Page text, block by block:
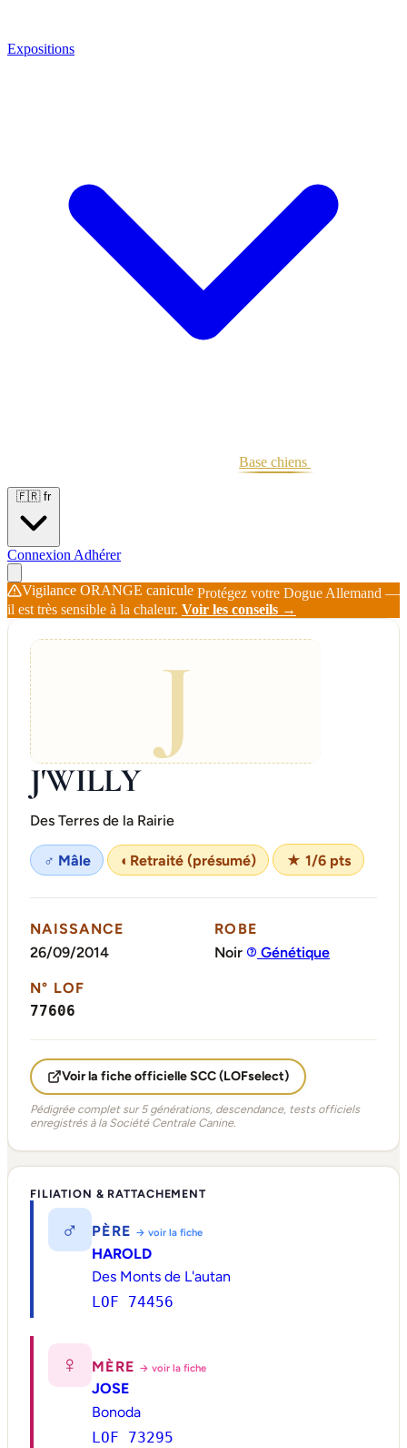
Expositions
Base chiens
🇫🇷 fr
Connexion Adhérer
Vigilance ORANGE canicule Protégez votre Dogue Allemand —
il est très sensible à la chaleur. Voir les conseils →
J
J'WILLY
Des Terres de la Rairie
♂ Mâle ◐ Retraité (présumé) ★ 1/6 pts
NAISSANCE
26/09/2014
ROBE
Noir
Génétique
N° LOF
77606
Voir la fiche officielle SCC (LOFselect)
Pédigrée complet sur 5 générations, descendance, tests officiels
enregistrés à la Société Centrale Canine.
FILIATION & RATTACHEMENT
♂ PÈRE → voir la fiche
HAROLD
Des Monts de L'autan
LOF 74456
♀ MÈRE → voir la fiche
JOSE
Bonoda
LOF 73295